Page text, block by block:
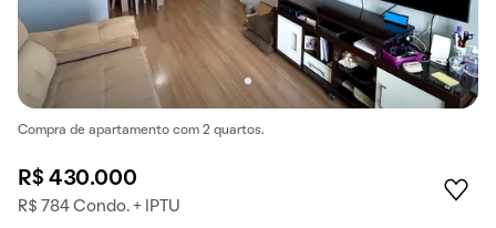
Compra de apartamento com 2 quartos.
R$ 430.000
R$ 784 Condo. + IPTU